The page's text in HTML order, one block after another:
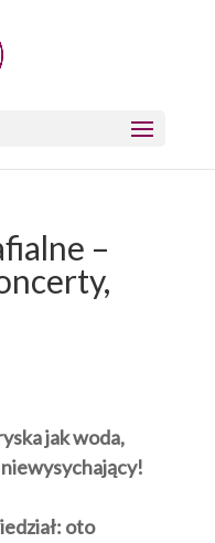
–
jak woda,
oto